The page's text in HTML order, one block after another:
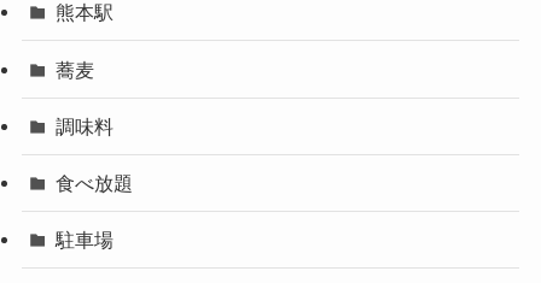
熊本駅
蕎麦
調味料
食べ放題
駐車場